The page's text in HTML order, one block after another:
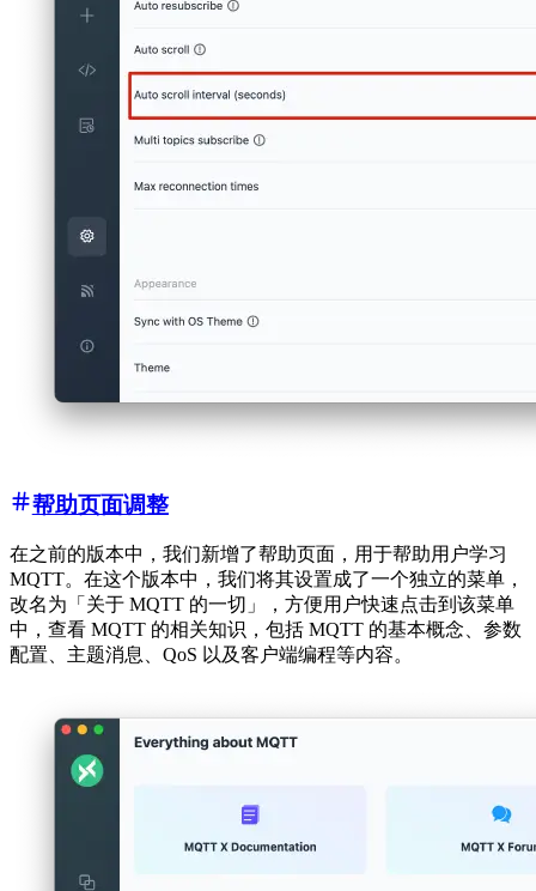
帮助页面调整
在之前的版本中，我们新增了帮助页面，用于帮助用户学习
MQTT。在这个版本中，我们将其设置成了一个独立的菜单，
改名为「关于 MQTT 的一切」，方便用户快速点击到该菜单
中，查看 MQTT 的相关知识，包括 MQTT 的基本概念、参数
配置、主题消息、QoS 以及客户端编程等内容。